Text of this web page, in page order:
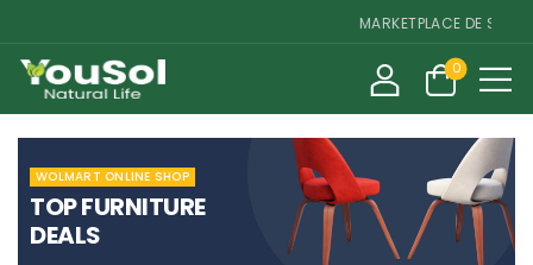
MARKETPLACE DE
0
WOLMART ONLINE SHOP
TOP FURNITURE
DEALS